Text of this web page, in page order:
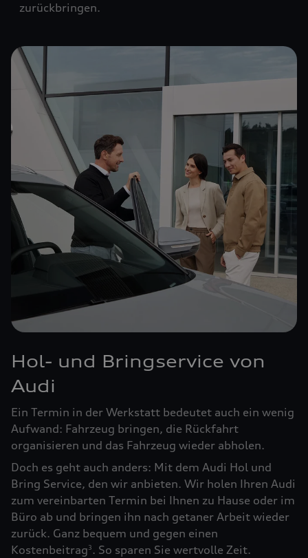
zurückbringen.
Hol- und Bringservice von
Audi
Ein Termin in der Werkstatt bedeutet auch ein wenig
Aufwand: Fahrzeug bringen, die Rückfahrt
organisieren und das Fahrzeug wieder abholen.
Doch es geht auch anders: Mit dem Audi Hol und
Bring Service, den wir anbieten. Wir holen Ihren Audi
zum vereinbarten Termin bei Ihnen zu Hause oder im
Büro ab und bringen ihn nach getaner Arbeit wieder
zurück. Ganz bequem und gegen einen
Kostenbeitrag3. So sparen Sie wertvolle Zeit.